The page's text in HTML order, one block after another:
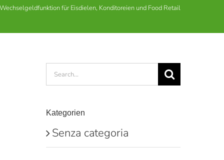
für Eisdielen, Konditoreien und Food Retail
Search
for:
Kategorien
Senza categoria